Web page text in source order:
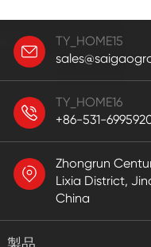
TY_HOME15
TY_HOME16
+86-531-
Zhongrun
Lixia District,
China